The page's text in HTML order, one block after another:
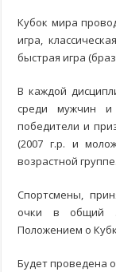
Кубок мира
игра,
быстрая игра
В каждой
среди мужчин и
победители и
(2007 г.р. и
возрастной группе.
Спортсмены,
очки в общий
Положением о
Будет проведена